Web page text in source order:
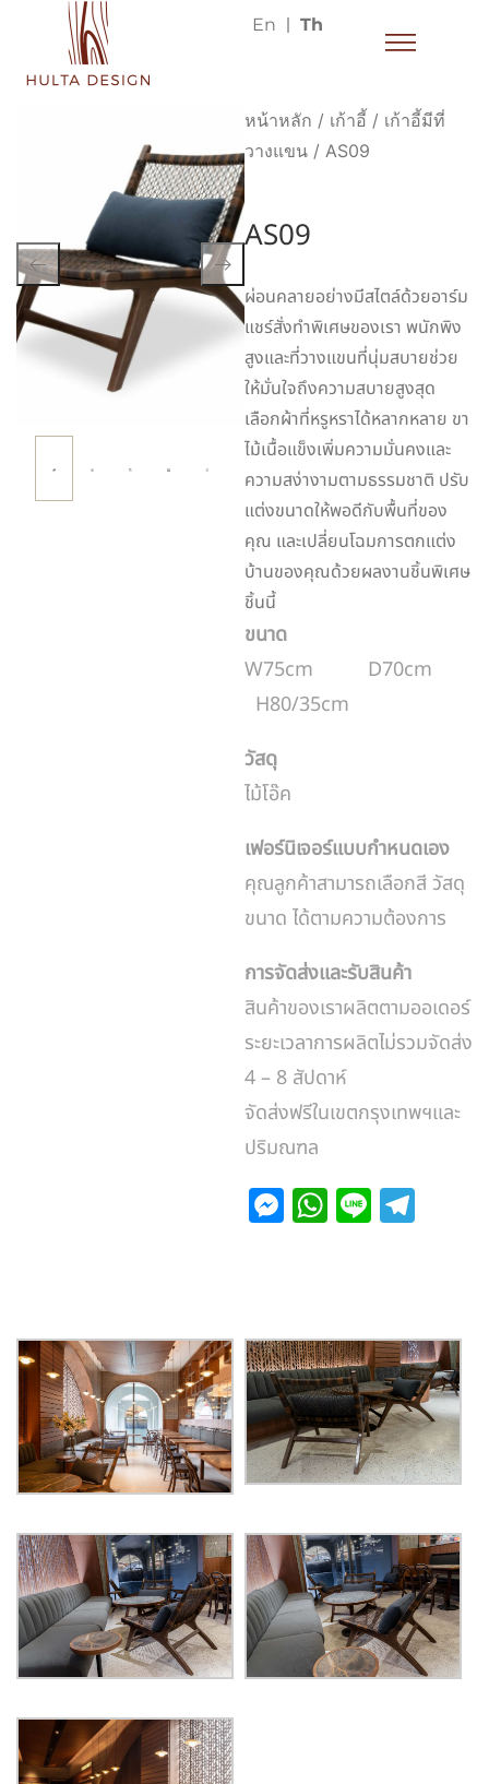
En Th
หน้าหลัก / เก้าอี้ / เก้าอี้มีที่
วางแขน / AS09
AS09
ผ่อนคลายอย่างมีสไตล์ด้วยอาร์ม
แชร์สั่งทำพิเศษของเรา พนักพิง
สูงและที่วางแขนที่นุ่มสบายช่วย
ให้มั่นใจถึงความสบายสูงสุด
เลือกผ้าที่หรูหราได้หลากหลาย ขา
ไม้เนื้อแข็งเพิ่มความมั่นคงและ
ความสง่างามตามธรรมชาติ ปรับ
แต่งขนาดให้พอดีกับพื้นที่ของ
คุณ และเปลี่ยนโฉมการตกแต่ง
บ้านของคุณด้วยผลงานชิ้นพิเศษ
ชิ้นนี้
ขนาด
W75cm D70cm
H80/35cm
วัสดุ
ไม้โอ๊ค
เฟอร์นิเจอร์แบบกำหนดเอง
คุณลูกค้าสามารถเลือกสี วัสดุ
ขนาด ได้ตามความต้องการ
การจัดส่งและรับสินค้า
สินค้าของเราผลิตตามออเดอร์
ระยะเวลาการผลิตไม่รวมจัดส่ง
4 – 8 สัปดาห์
จัดส่งฟรีในเขตกรุงเทพฯและ
ปริมณฑล
M
e
n
g
er
W
A
p
p
Li
a
m